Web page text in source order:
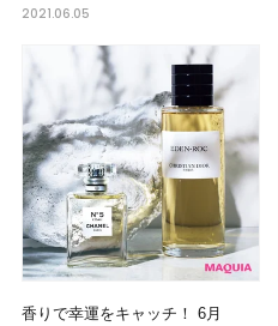
2021.06.05
香りで幸運をキャッチ！ 6月